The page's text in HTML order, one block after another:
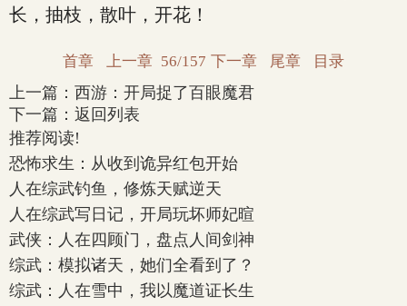
长，抽枝，散叶，开花！
首章 上一章 56/157 下一章 尾章 目录
上一篇： 西游：开局捉了百眼魔君
下一篇： 返回列表
推荐阅读!
恐怖求生：从收到诡异红包开始
人在综武钓鱼，修炼天赋逆天
人在综武写日记，开局玩坏师妃暄
武侠：人在四顾门，盘点人间剑神
综武：模拟诸天，她们全看到了？
综武：人在雪中，我以魔道证长生